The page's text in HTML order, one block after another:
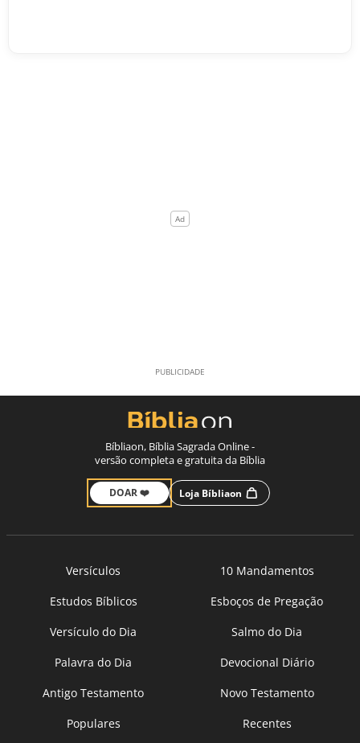
Bíbliaon, Bíblia Sagrada Online -
versão completa e gratuita da Bíblia
DOAR ❤️ Loja Bíbliaon
Versículos
10 Mandamentos
Estudos Bíblicos
Esboços de Pregação
Versículo do Dia
Salmo do Dia
Palavra do Dia
Devocional Diário
Antigo Testamento
Novo Testamento
Populares
Recentes